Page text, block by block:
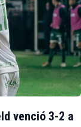
venció 3-2 a